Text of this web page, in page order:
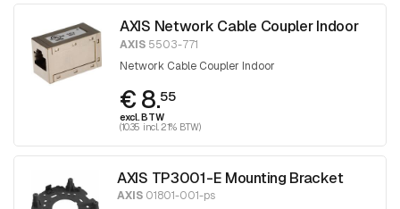
AXIS Network Cable Coupler Indoor
AXIS 5503-771
Network Cable Coupler Indoor
€ 8.55
excl. BTW
(10.35 incl. 21% BTW)
AXIS TP3001-E Mounting Bracket
AXIS 01801-001-ps